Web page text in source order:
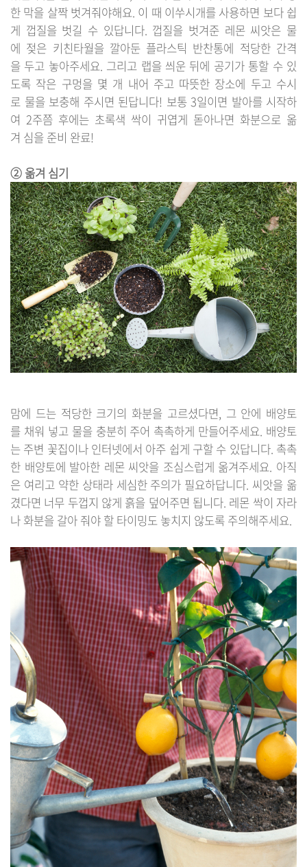
한 막을 살짝 벗겨줘야해요. 이 때 이쑤시개를 사용하면 보다 쉽
게 껍질을 벗길 수 있답니다. 껍질을 벗겨준 레몬 씨앗은 물
에 젖은 키친타월을 깔아둔 플라스틱 반찬통에 적당한 간격
을 두고 놓아주세요. 그리고 랩을 씌운 뒤에 공기가 통할 수 있
도록 작은 구멍을 몇 개 내어 주고 따뜻한 장소에 두고 수시
로 물을 보충해 주시면 된답니다! 보통 3일이면 발아를 시작하
여 2주쯤 후에는 초록색 싹이 귀엽게 돋아나면 화분으로 옮
겨 심을 준비 완료!
② 옮겨 심기
맘에 드는 적당한 크기의 화분을 고르셨다면, 그 안에 배양토
를 채워 넣고 물을 충분히 주어 촉촉하게 만들어주세요. 배양토
는 주변 꽃집이나 인터넷에서 아주 쉽게 구할 수 있답니다. 촉촉
한 배양토에 발아한 레몬 씨앗을 조심스럽게 옮겨주세요. 아직
은 여리고 약한 상태라 세심한 주의가 필요하답니다. 씨앗을 옮
겼다면 너무 두껍지 않게 흙을 덮어주면 됩니다. 레몬 싹이 자라
나 화분을 갈아 줘야 할 타이밍도 놓치지 않도록 주의해주세요.